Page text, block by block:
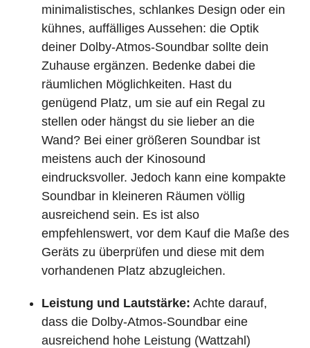
minimalistisches, schlankes Design oder ein
kühnes, auffälliges Aussehen: die Optik
deiner Dolby-Atmos-Soundbar sollte dein
Zuhause ergänzen. Bedenke dabei die
räumlichen Möglichkeiten. Hast du
genügend Platz, um sie auf ein Regal zu
stellen oder hängst du sie lieber an die
Wand? Bei einer größeren Soundbar ist
meistens auch der Kinosound
eindrucksvoller. Jedoch kann eine kompakte
Soundbar in kleineren Räumen völlig
ausreichend sein. Es ist also
empfehlenswert, vor dem Kauf die Maße des
Geräts zu überprüfen und diese mit dem
vorhandenen Platz abzugleichen.
Leistung und Lautstärke: Achte darauf,
dass die Dolby-Atmos-Soundbar eine
ausreichend hohe Leistung (Wattzahl)